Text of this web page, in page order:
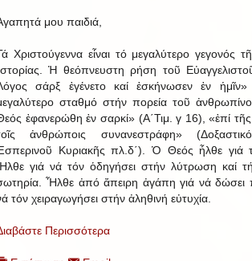
μου παιδιά,
Χριστούγεννα εἶναι τό μεγαλύτερο γεγονός
Ἡ θεόπνευστη ρήση τοῦ
σάρξ ἐγένετο καί ἐσκήνωσεν ἐν ἡμῖν»
σταθμό στήν πορεία τοῦ
ἐφανερώθη ἐν σαρκί» (Α΄Τιμ. γ 16), «ἐπί
ἀνθρώποις συνανεστράφη»
Κυριακῆς πλ.δ΄). Ὁ Θεός ἦλθε γιά
γιά νά τόν ὁδηγήσει στήν λύτρωση καί
Ἦλθε ἀπό ἄπειρη ἀγάπη γιά νά δώσει
τόν χειραγωγήσει στήν ἀληθινή εὐτυχία.
Περισσότερα